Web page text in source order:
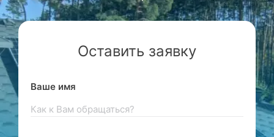
Оставить заявку
Ваше имя